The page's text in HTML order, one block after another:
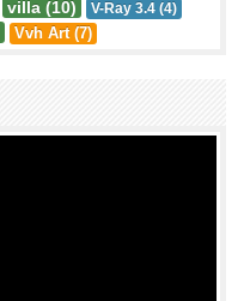
villa (10) V-Ray 3.4 (4)
Vvh Art (7)